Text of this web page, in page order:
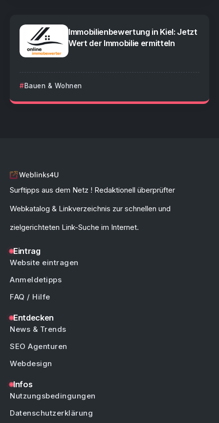
Immobilienbewertung in Kiel: Jetzt
Wert der Immobilie ermitteln
Bauen & Wohnen
Surftipps aus dem Netz ! Redaktionell überprüfter
Webkatalog & Linkverzeichnis zur schnellen und
zielgerichteten Link-Suche im Internet.
Eintrag
Website eintragen
Anmeldetipps
FAQ / Hilfe
Entdecken
News & Trends
SEO Agenturen
Webdesign
Infos
Nutzungsbedingungen
Datenschutzerklärung